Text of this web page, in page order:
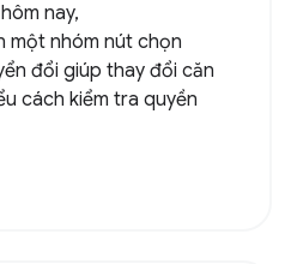
nay,
một nhóm nút chọn
đổi giúp thay đổi căn
cách kiểm tra quyền